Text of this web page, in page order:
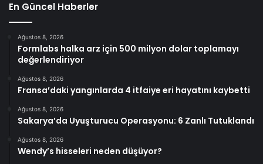
En Güncel Haberler
Ağustos 8, 2026
Formlabs halka arz için 500 milyon dolar toplamayı
değerlendiriyor
Ağustos 8, 2026
Fransa’daki yangınlarda 4 itfaiye eri hayatını kaybetti
Ağustos 8, 2026
Sakarya’da Uyuşturucu Operasyonu: 6 Zanlı Tutuklandı
Ağustos 8, 2026
Wendy’s hisseleri neden düşüyor?